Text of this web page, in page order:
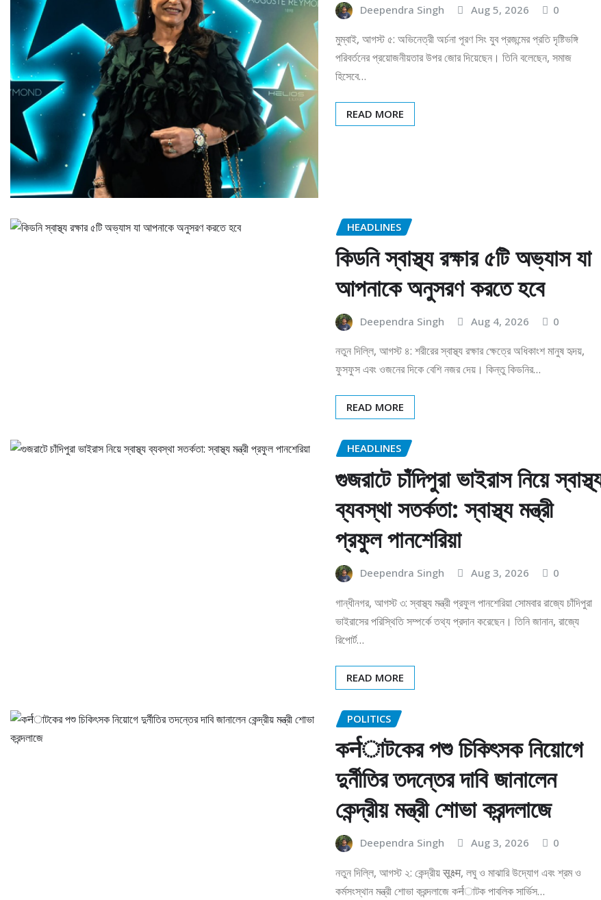
Deependra Singh Aug 5, 2026 0
মুম্বাই, আগস্ট ৫: অভিনেত্রী অর্চনা পূরণ সিং যুব প্রজন্মের প্রতি দৃষ্টিভঙ্গি
পরিবর্তনের প্রয়োজনীয়তার উপর জোর দিয়েছেন। তিনি বলেছেন, সমাজ
হিসেবে…
READ MORE
HEADLINES
কিডনি স্বাস্থ্য রক্ষার ৫টি অভ্যাস যা
আপনাকে অনুসরণ করতে হবে
Deependra Singh Aug 4, 2026 0
নতুন দিল্লি, আগস্ট ৪: শরীরের স্বাস্থ্য রক্ষার ক্ষেত্রে অধিকাংশ মানুষ হৃদয়,
ফুসফুস এবং ওজনের দিকে বেশি নজর দেয়। কিন্তু কিডনির…
READ MORE
HEADLINES
গুজরাটে চাঁদিপুরা ভাইরাস নিয়ে
ব্যবস্থা সতর্কতা: স্বাস্থ্য মন্ত্রী
প্রফুল পানশেরিয়া
Deependra Singh Aug 3, 2026 0
গান্ধীনগর, আগস্ট ৩: স্বাস্থ্য মন্ত্রী প্রফুল পানশেরিয়া সোমবার রাজ্যে চাঁদিপুরা
ভাইরাসের পরিস্থিতি সম্পর্কে তথ্য প্রদান করেছেন। তিনি জানান, রাজ্যে
রিপোর্ট…
READ MORE
POLITICS
কर्नাটকের পশু চিকিৎসক নিয়োগে
দুর্নীতির তদন্তের দাবি জানালেন
কেন্দ্রীয় মন্ত্রী শোভা করন্দলাজে
Deependra Singh Aug 3, 2026 0
নতুন দিল্লি, আগস্ট ২: কেন্দ্রীয় सूक्ष्म, লঘু ও মাঝারি উদ্যোগ এবং শ্রম ও
কর্মসংস্থান মন্ত্রী শোভা করন্দলাজে কर्नাটক পাবলিক সার্ভিস…